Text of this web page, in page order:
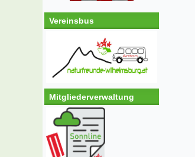
Vereinsbus
Mitgliederverwaltung